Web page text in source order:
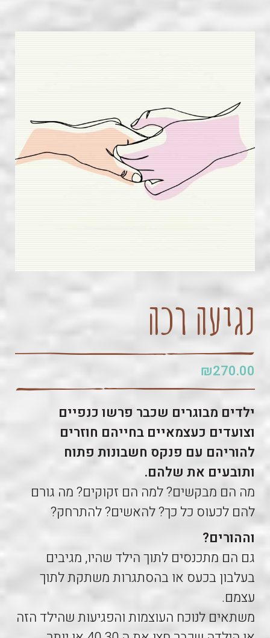
נגיעה רכה
₪270.00
ילדים מבוגרים שכבר פרשו כנפיים
וצועדים כעצמאיים בחייהם חוזרים
להוריהם עם פנקס חשבונות פתוח
ותובעים את שלהם.
מה הם מבקשים? למה הם זקוקים? מה גורם
להם לכעוס כל כך? להאשים? להתרחק?
וההורים?
גם הם מתכנסים לתוך הילד שהיו, מגיבים
בעלבון בכעס או בהסתגרות משתקת לתוך
עצמם.
משתאים לנוכח העוצמות והפגיעות שהילד הזה